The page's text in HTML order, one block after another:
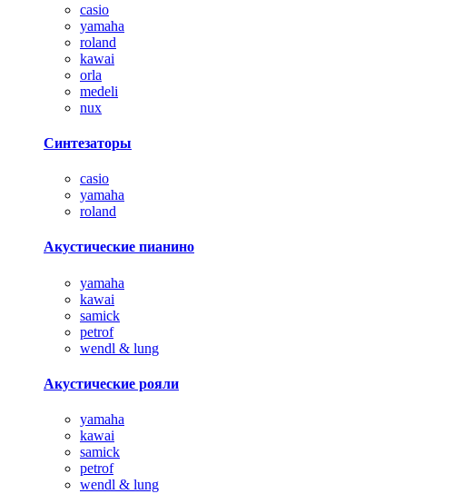
casio
yamaha
roland
kawai
orla
medeli
nux
Синтезаторы
casio
yamaha
roland
Акустические пианино
yamaha
kawai
samick
petrof
wendl & lung
Акустические рояли
yamaha
kawai
samick
petrof
wendl & lung